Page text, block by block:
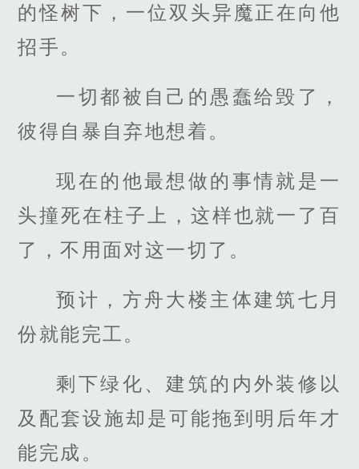
的怪树下，一位双头异魔正在向他
招手。
一切都被自己的愚蠢给毁了，
彼得自暴自弃地想着。
现在的他最想做的事情就是一
头撞死在柱子上，这样也就一了百
了，不用面对这一切了。
预计，方舟大楼主体建筑七月
份就能完工。
剩下绿化、建筑的内外装修以
及配套设施却是可能拖到明后年才
能完成。